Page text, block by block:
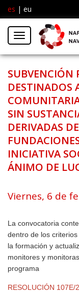
es | eu
Menú
SUBVENCIÓN
DESTINADOS
SIN
DERIVADAS
INICIATIVA
ÁNIMO DE
Viernes, 6 de
La convocatoria
dentro de los
la formación y
monitores y
programa
RESOLUCIÓN